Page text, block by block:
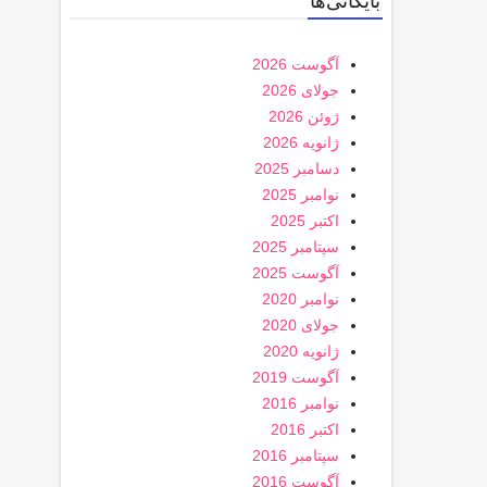
آگوست 2026
جولای 2026
ژوئن 2026
ژانویه 2026
دسامبر 2025
نوامبر 2025
اکتبر 2025
سپتامبر 2025
آگوست 2025
نوامبر 2020
جولای 2020
ژانویه 2020
آگوست 2019
نوامبر 2016
اکتبر 2016
سپتامبر 2016
آگوست 2016